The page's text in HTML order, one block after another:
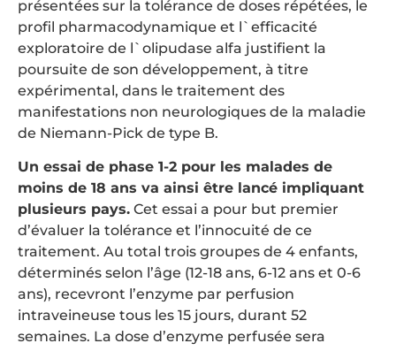
présentées sur la tolérance de doses répétées, le
profil pharmacodynamique et l`efficacité
exploratoire de l`olipudase alfa justifient la
poursuite de son développement, à titre
expérimental, dans le traitement des
manifestations non neurologiques de la maladie
de Niemann-Pick de type B.
Un essai de phase 1-2 pour les malades de
moins de 18 ans va ainsi être lancé impliquant
plusieurs pays. Cet essai a pour but premier
d’évaluer la tolérance et l’innocuité de ce
traitement. Au total trois groupes de 4 enfants,
déterminés selon l’âge (12-18 ans, 6-12 ans et 0-6
ans), recevront l’enzyme par perfusion
intraveineuse tous les 15 jours, durant 52
semaines. La dose d’enzyme perfusée sera